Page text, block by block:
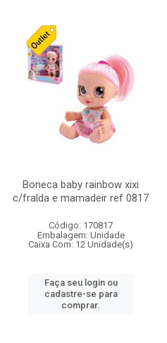
Boneca baby rainbow xixi
c/fralda e mamadeir ref 0817
Código: 170817
Embalagem: Unidade
Caixa Com: 12 Unidade(s)
Faça seu login ou
cadastre-se para
comprar.